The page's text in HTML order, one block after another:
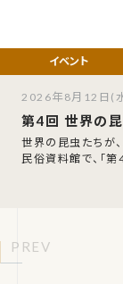
第4回 世界の
世界の昆虫たちが、
民俗資料館で、「
2026年8月12日(
PREV